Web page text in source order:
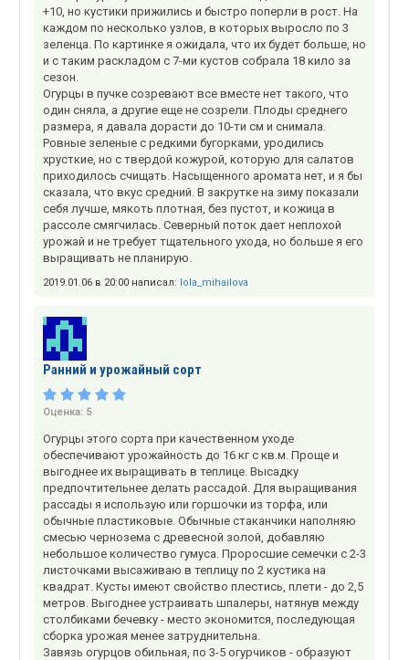
+10, но кустики прижились и быстро поперли в рост. На
каждом по несколько узлов, в которых выросло по 3
зеленца. По картинке я ожидала, что их будет больше, но
и с таким раскладом с 7-ми кустов собрала 18 кило за
сезон.
Огурцы в пучке созревают все вместе нет такого, что
один сняла, а другие еще не созрели. Плоды среднего
размера, я давала дорасти до 10-ти см и снимала.
Ровные зеленые с редкими бугорками, уродились
хрусткие, но с твердой кожурой, которую для салатов
приходилось счищать. Насыщенного аромата нет, и я бы
сказала, что вкус средний. В закрутке на зиму показали
себя лучше, мякоть плотная, без пустот, и кожица в
рассоле смягчилась. Северный поток дает неплохой
урожай и не требует тщательного ухода, но больше я его
выращивать не планирую.
2019.01.06 в 20:00 написал: lola_mihailova
Ранний и урожайный сорт
Оценка: 5
Огурцы этого сорта при качественном уходе
обеспечивают урожайность до 16 кг с кв.м. Проще и
выгоднее их выращивать в теплице. Высадку
предпочтительнее делать рассадой. Для выращивания
рассады я использую или горшочки из торфа, или
обычные пластиковые. Обычные стаканчики наполняю
смесью чернозема с древесной золой, добавляю
небольшое количество гумуса. Проросшие семечки с 2-3
листочками высаживаю в теплицу по 2 кустика на
квадрат. Кусты имеют свойство плестись, плети - до 2,5
метров. Выгоднее устраивать шпалеры, натянув между
столбиками бечевку - место экономится, последующая
сборка урожая менее затруднительна.
Завязь огурцов обильная, по 3-5 огурчиков - образуют